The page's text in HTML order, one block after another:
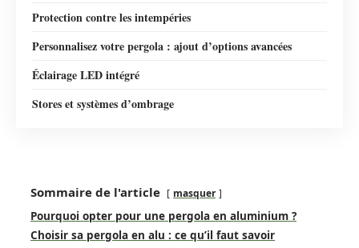
Protection contre les intempéries
Personnalisez votre pergola : ajout d’options avancées
Éclairage LED intégré
Stores et systèmes d’ombrage
Sommaire de l'article masquer
Pourquoi opter pour une pergola en aluminium ?
Choisir sa pergola en alu : ce qu’il faut savoir